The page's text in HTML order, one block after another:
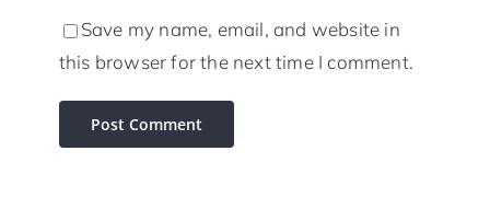
Save my name, email, and website in
this browser for the next time I comment.